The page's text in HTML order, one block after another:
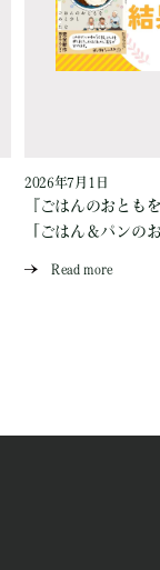
2026年7月1日
『ごはんのおとも
「ごはん＆パンの
Read more